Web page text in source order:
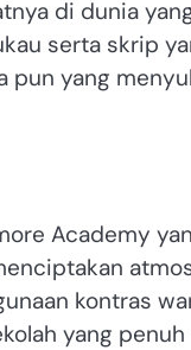
di dunia
serta skrip
pun yang
Academy
kontras
yang